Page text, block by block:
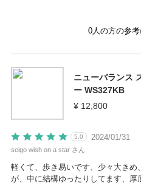
0人の方の参
ニューバランス
ー WS327KB
¥ 12,800
2024/01/31
5.0
seigo wish on a star さん
軽くて、歩き易いです、少々大き
が、中に結構ゆったりしてます、厚